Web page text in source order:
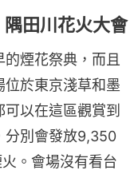
田川花火大會
的煙花祭典，而且
於東京淺草和墨
以在這區觀賞到
分別會發放9,350
。會場沒有看台